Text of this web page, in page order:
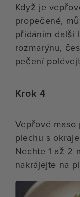
Když je
propečené,
přidáním další
rozmarýnu,
pečení
Krok 4
Vepřové
plechu s
Nechte 1 až 2
nakrájejte na